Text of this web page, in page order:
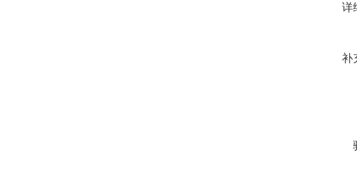
详
补